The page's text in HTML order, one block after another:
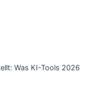
Was KI-Tools 2026